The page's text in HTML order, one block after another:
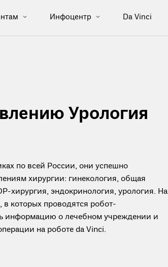
Инфоцентр Da Vinci
Урология
по всей России, они успешно
хирургии: гинекология, общая
хирургия, эндокринология, урология. На
которых проводятся робот-
информацию о лечебном учреждении и
на роботе da Vinci.